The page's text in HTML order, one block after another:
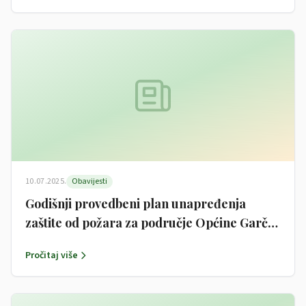
2025
10.07.2025. Obavijesti
Godišnji provedbeni plan unapređenja
zaštite od požara za područje Općine Garčin
Pročitaj više